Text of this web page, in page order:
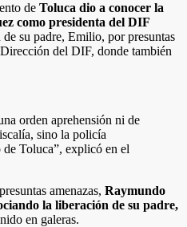
de Toluca dio a conocer la
como presidenta del DIF
su padre, Emilio, por presuntas
del DIF, donde también
orden aprehensión ni de
sino la policía
Toluca”, explicó en el
amenazas, Raymundo
la liberación de su padre,
en galeras.